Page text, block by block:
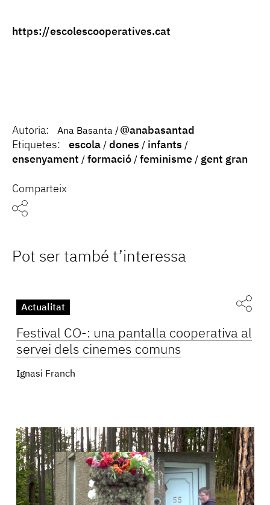
https://escolescooperatives.cat
Autoria: Ana Basanta
@anabasantad
Etiquetes:
escola dones
infants
ensenyament
formació feminisme gent gran
Comparteix
Pot ser també t’interessa
Actualitat
Festival CO-: una pantalla cooperativa al
servei dels cinemes comuns
Ignasi Franch